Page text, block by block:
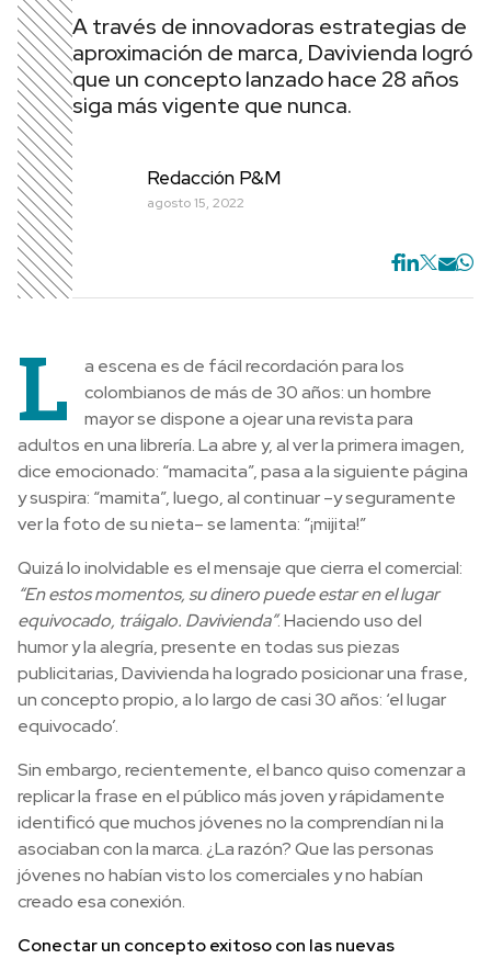
A través de innovadoras estrategias de
aproximación de marca, Davivienda logró
que un concepto lanzado hace 28 años
siga más vigente que nunca.
Redacción P&M
agosto 15, 2022
L
a escena es de fácil recordación para los
colombianos de más de 30 años: un hombre
mayor se dispone a ojear una revista para
adultos en una librería. La abre y, al ver la primera imagen,
dice emocionado: “mamacita”, pasa a la siguiente página
y suspira: “mamita”, luego, al continuar –y seguramente
ver la foto de su nieta– se lamenta: “¡mijita!”
Quizá lo inolvidable es el mensaje que cierra el comercial:
“En estos momentos, su dinero puede estar en el lugar
equivocado, tráigalo. Davivienda”. Haciendo uso del
humor y la alegría, presente en todas sus piezas
publicitarias, Davivienda ha logrado posicionar una frase,
un concepto propio, a lo largo de casi 30 años: ‘el lugar
equivocado’.
Sin embargo, recientemente, el banco quiso comenzar a
replicar la frase en el público más joven y rápidamente
identificó que muchos jóvenes no la comprendían ni la
asociaban con la marca. ¿La razón? Que las personas
jóvenes no habían visto los comerciales y no habían
creado esa conexión.
Conectar un concepto exitoso con las nuevas